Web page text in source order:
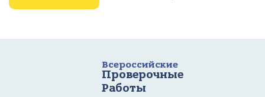
Всероссийские
Проверочные
Работы